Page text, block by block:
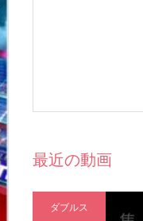
最近の動画
ダブルス